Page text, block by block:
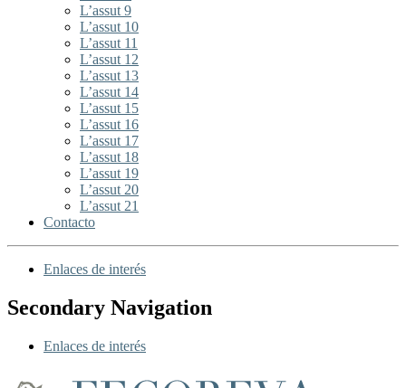
L’assut 9
L’assut 10
L’assut 11
L’assut 12
L’assut 13
L’assut 14
L’assut 15
L’assut 16
L’assut 17
L’assut 18
L’assut 19
L’assut 20
L’assut 21
Contacto
Enlaces de interés
Secondary Navigation
Enlaces de interés